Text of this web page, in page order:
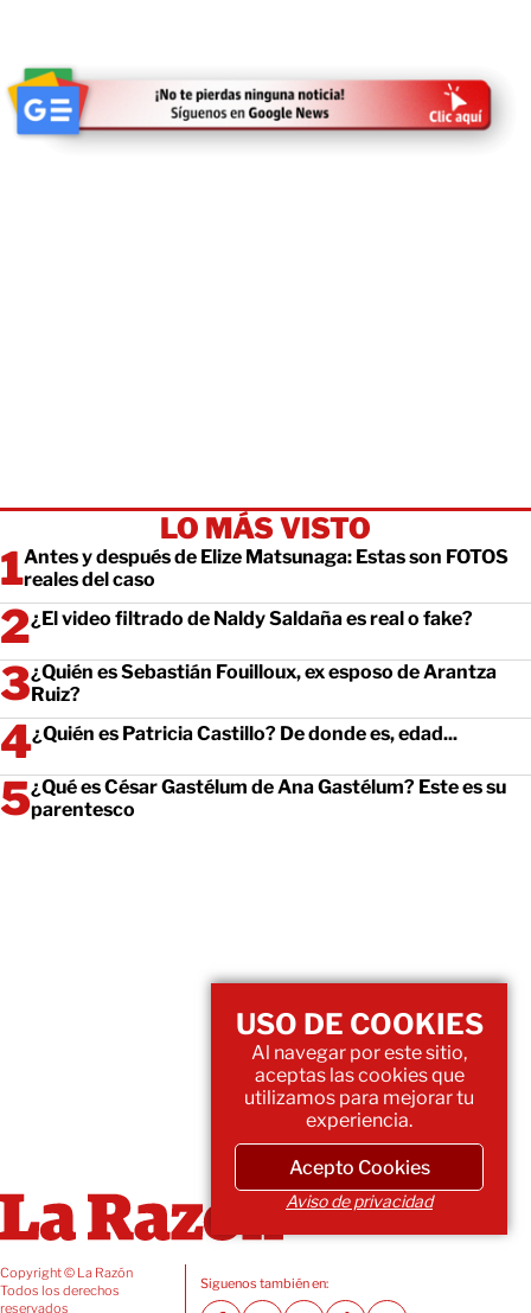
LO MÁS VISTO
Antes y después de Elize Matsunaga: Estas son FOTOS
reales del caso
¿El video filtrado de Naldy Saldaña es real o fake?
¿Quién es Sebastián Fouilloux, ex esposo de Arantza
Ruiz?
¿Quién es Patricia Castillo? De donde es, edad...
¿Qué es César Gastélum de Ana Gastélum? Este es su
parentesco
Copyright © La Razón
Todos los derechos
reservados
Siguenos también en:
USO DE COOKIES
Al navegar por este sitio,
aceptas las cookies que
utilizamos para mejorar tu
experiencia.
Acepto Cookies
Aviso de privacidad